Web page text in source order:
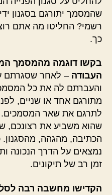
שהמסמך יתורגם בסגנון
רשמי? החליטו מה אתם
כך.
בקשו דוגמה מהמסמך
העבודה – לאחר שסגרתם
והעברתם לה את כל
מתורגם אחד או שניים,
לתרגם את שאר
שהוא משביע את רצונכם,
הכתיבה, מהגהה,
נמצאים על הדרך הנכונה
זמן רב של תיקונים.
הקדישו מחשבה רבה